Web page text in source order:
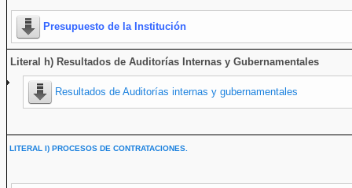
Presupuesto de la Institución
Literal h) Resultados de Auditorías Internas y Gubernamentales
Resultados de Auditorías internas y gubernamentales
LITERAL I) PROCESOS DE CONTRATACIONES.